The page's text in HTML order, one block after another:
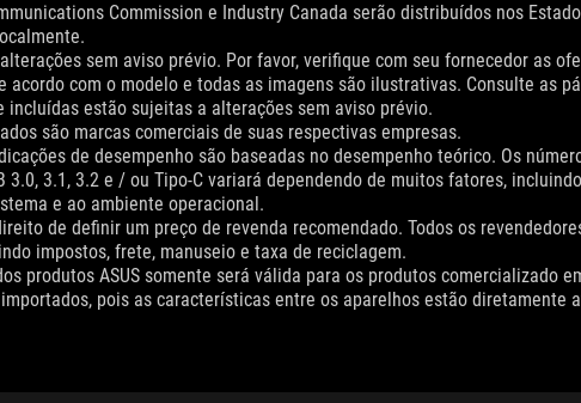
Commission e Industry Canada serão distribuídos nos
sem aviso prévio. Por favor, verifique com seu fornecedor as
acordo com o modelo e todas as imagens são ilustrativas. Consulte as
incluídas estão sujeitas a alterações sem aviso prévio.
são marcas comerciais de suas respectivas empresas.
de desempenho são baseadas no desempenho teórico. Os
3.0, 3.1, 3.2 e / ou Tipo-C variará dependendo de muitos fatores,
e ao ambiente operacional.
de definir um preço de revenda recomendado. Todos os
impostos, frete, manuseio e taxa de reciclagem.
produtos ASUS somente será válida para os produtos comercializado
pois as características entre os aparelhos estão